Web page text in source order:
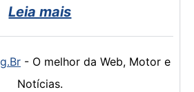
Leia mais
- O melhor da Web, Motor e
Notícias.